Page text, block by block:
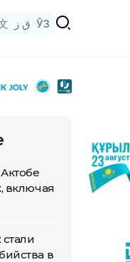
ق ز ЎЗ
включая
в